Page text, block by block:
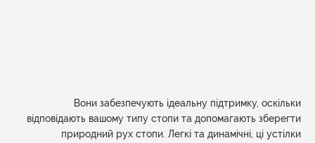
Вони забезпечують ідеальну підтримку, оскільки
відповідають вашому типу стопи та допомагають зберегти
природний рух стопи. Легкі та динамічні, ці устілки